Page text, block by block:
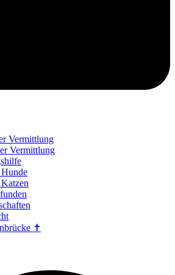
Vermittlung
Vermittlung
✝